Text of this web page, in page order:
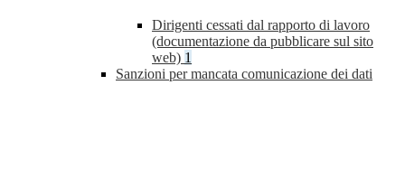
Dirigenti cessati dal rapporto di lavoro
(documentazione da pubblicare sul sito
web) 1
Sanzioni per mancata comunicazione dei dati